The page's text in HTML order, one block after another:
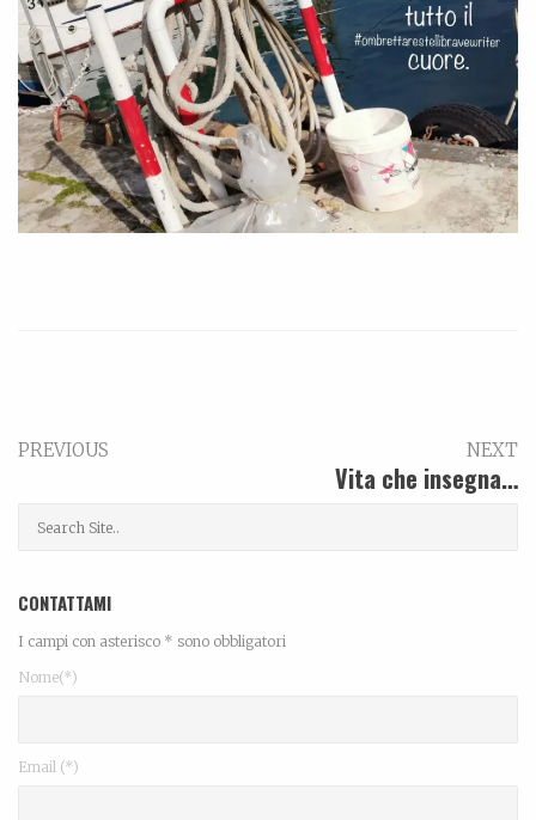
PREVIOUS NEXT
Vita che insegna…
CONTATTAMI
I campi con asterisco * sono obbligatori
Nome(*)
Email (*)